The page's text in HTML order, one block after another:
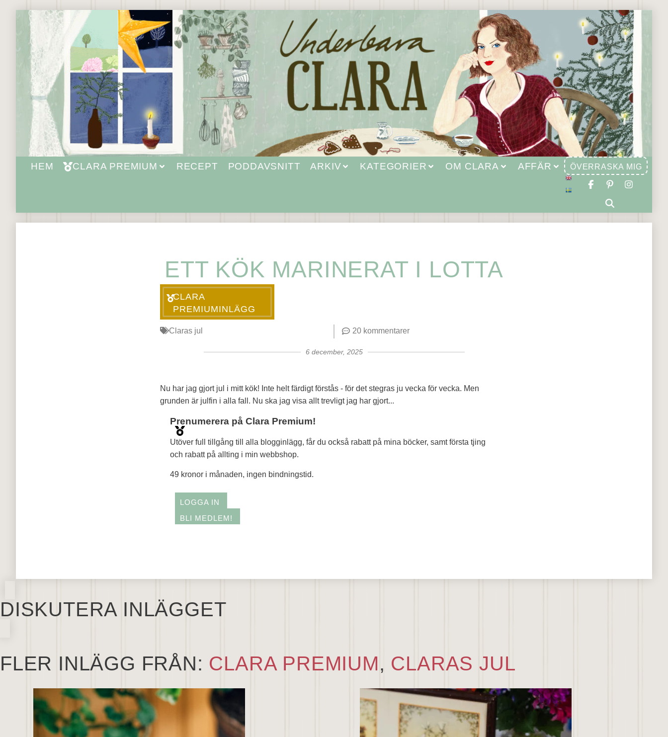
HEM CLARA PREMIUM RECEPT PODDAVSNITT ARKIV KATEGORIER OM CLARA AFFÄR ÖVERRASKA MIG
ETT KÖK MARINERAT I LOTTA
CLARA
PREMIUMINLÄGG
Claras jul 20 kommentarer
6 december, 2025
Nu har jag gjort jul i mitt kök! Inte helt färdigt förstås - för det stegras ju vecka för vecka. Men
grunden är julfin i alla fall. Nu ska jag visa allt trevligt jag har gjort...
Prenumerera på Clara Premium!
Utöver full tillgång till alla blogginlägg, får du också rabatt på mina böcker, samt första tjing
och rabatt på allting i min webbshop.
49 kronor i månaden, ingen bindningstid.
LOGGA IN
BLI MEDLEM!
DISKUTERA INLÄGGET
FLER INLÄGG FRÅN: CLARA PREMIUM, CLARAS JUL